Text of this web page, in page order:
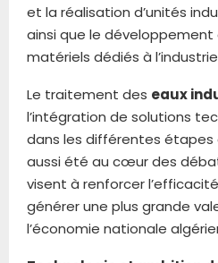
et la réalisation d’unités
ainsi que le
matériels dédiés à
Le traitement des eaux
l’intégration de solutions
dans les différentes
aussi été au cœur des
visent à renforcer
générer une plus grande
l’économie nationale